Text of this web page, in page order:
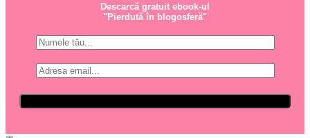
Descarcă gratuit ebook-ul
"Pierdută în blogosferă"